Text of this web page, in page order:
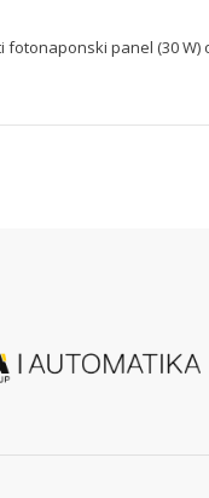
fotonaponski panel (30 W)